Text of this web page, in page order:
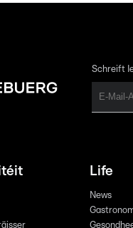
Schreift
Life
News